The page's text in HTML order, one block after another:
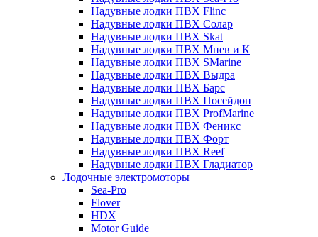
Надувные лодки ПВХ Flinc
Надувные лодки ПВХ Солар
Надувные лодки ПВХ Skat
Надувные лодки ПВХ Мнев и К
Надувные лодки ПВХ SMarine
Надувные лодки ПВХ Выдра
Надувные лодки ПВХ Барс
Надувные лодки ПВХ Посейдон
Надувные лодки ПВХ ProfMarine
Надувные лодки ПВХ Феникс
Надувные лодки ПВХ Форт
Надувные лодки ПВХ Reef
Надувные лодки ПВХ Гладиатор
Лодочные электромоторы
Sea-Pro
Flover
HDX
Motor Guide